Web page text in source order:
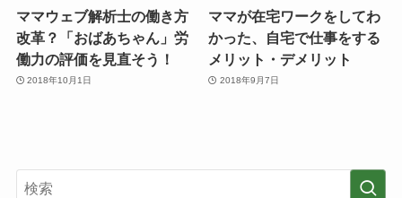
ママウェブ解析士の働き方
改革？「おばあちゃん」労
働力の評価を見直そう！
2018年10月1日
ママが在宅ワークをしてわ
かった、自宅で仕事をする
メリット・デメリット
2018年9月7日